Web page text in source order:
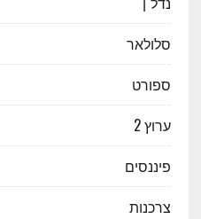
סלולאר
ספורט
ערוץ 2
פיננסים
צרכנות